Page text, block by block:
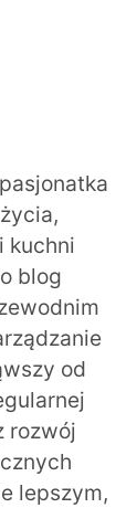
kuchni
blog
od
rozwój
lepszym,